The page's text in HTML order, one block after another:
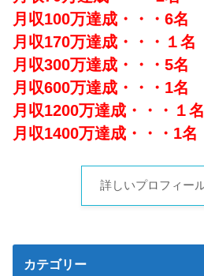
月収100万達成・・・6名
月収170万達成・・・１名
月収300万達成・・・5名
月収600万達成・・・1名
月収1200万達成・・・１名
月収1400万達成・・・1名
詳しいプロフィー
カテゴリー